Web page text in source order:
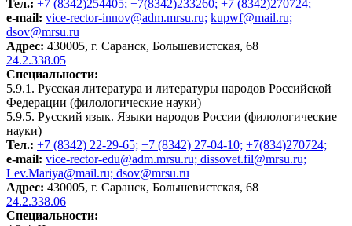
Тел.: +7 (8342)254405; +7(8342)233260; +7 (8342)270724;
e-mail: vice-rector-innov@adm.mrsu.ru; kupwf@mail.ru;
dsov@mrsu.ru
Адрес: 430005, г. Саранск, Большевистская, 68
24.2.338.05
Специальности:
5.9.1. Русская литература и литературы народов Российской
Федерации (филологические науки)
5.9.5. Русский язык. Языки народов России (филологические
науки)
Тел.: +7 (8342) 22-29-65; +7 (8342) 27-04-10; +7(834)270724;
e-mail: vice-rector-edu@adm.mrsu.ru; dissovet.fil@mrsu.ru;
Lev.Mariya@mail.ru; dsov@mrsu.ru
Адрес: 430005, г. Саранск, Большевистская, 68
24.2.338.06
Специальности: